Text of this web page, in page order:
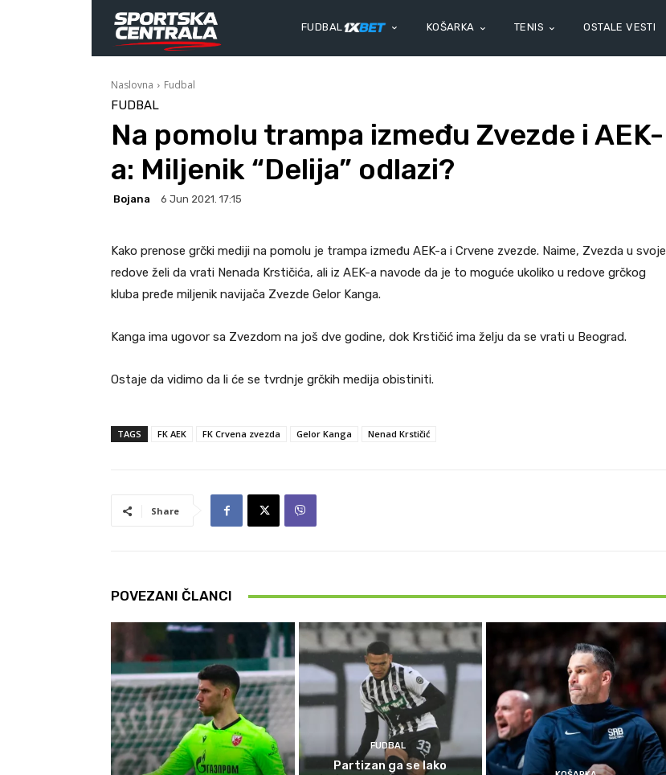
FUDBAL KOŠARKA TENIS OSTALE VESTI
Naslovna Fudbal
FUDBAL
Na pomolu trampa između Zvezde i AEK-
a: Miljenik “Delija” odlazi?
Bojana 6 Jun 2021. 17:15
Kako prenose grčki mediji na pomolu je trampa između AEK-a i Crvene zvezde. Naime, Zvezda u svoje
redove želi da vrati Nenada Krstičića, ali iz AEK-a navode da je to moguće ukoliko u redove grčkog
kluba pređe miljenik navijača Zvezde Gelor Kanga.
Kanga ima ugovor sa Zvezdom na još dve godine, dok Krstičić ima želju da se vrati u Beograd.
Ostaje da vidimo da li će se tvrdnje grčkih medija obistiniti.
TAGS FK AEK FK Crvena zvezda Gelor Kanga Nenad Krstičić
Share
POVEZANI ČLANCI
FUDBAL
Partizan ga se lako